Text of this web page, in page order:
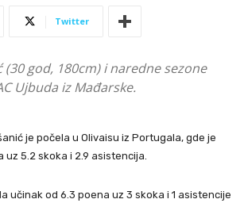
Twitter
(30 god, 180cm) i naredne sezone
Ujbuda iz Mađarske.
je počela u Olivaisu iz Portugala, gde je
uz 5.2 skoka i 2.9 asistencija.
učinak od 6.3 poena uz 3 skoka i 1 asistencije